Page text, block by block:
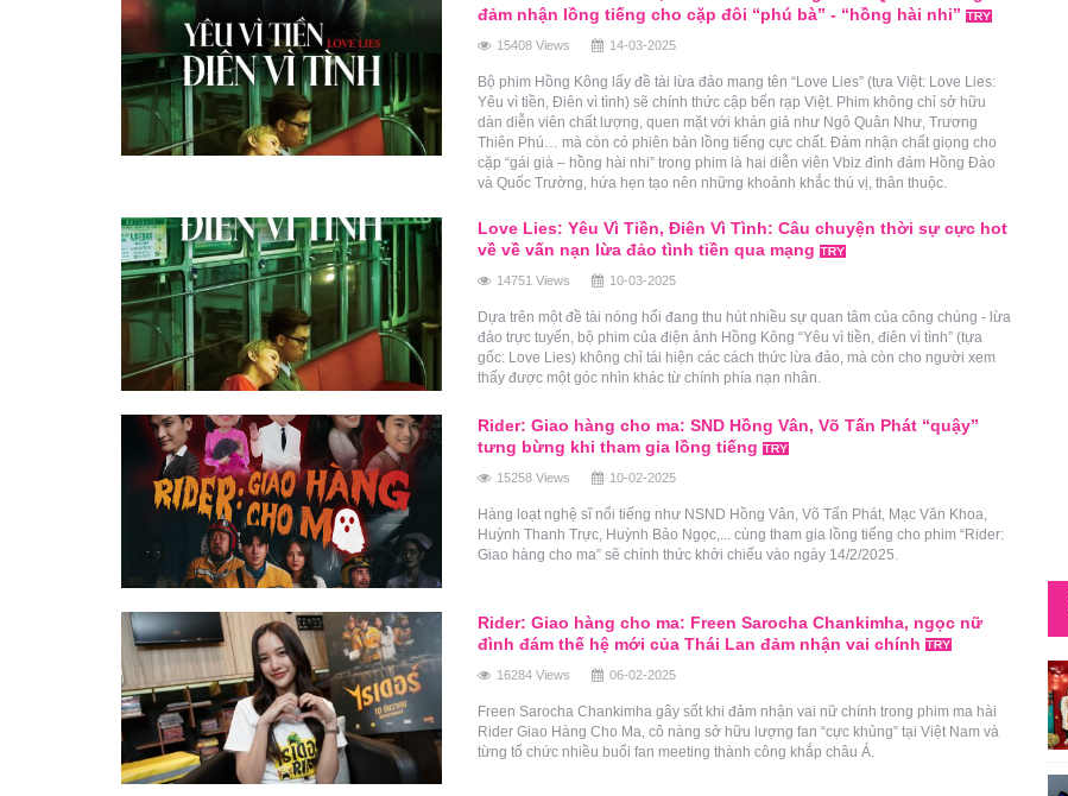
đảm nhận lồng tiếng cho cặp đôi “phú bà” - “hồng hài nhi”
15408 Views 14-03-2025
Bộ phim Hồng Kông lấy đề tài lừa đảo mang tên “Love Lies” (tựa Việt: Love Lies:
Yêu vì tiền, Điên vì tình) sẽ chính thức cập bến rạp Việt. Phim không chỉ sở hữu
dàn diễn viên chất lượng, quen mặt với khán giả như Ngô Quân Như, Trương
Thiên Phú… mà còn có phiên bản lồng tiếng cực chất. Đảm nhận chất giọng cho
cặp “gái già – hồng hài nhi” trong phim là hai diễn viên Vbiz đình đám Hồng Đào
và Quốc Trường, hứa hẹn tạo nên những khoảnh khắc thú vị, thân thuộc.
Love Lies: Yêu Vì Tiền, Điên Vì Tình: Câu chuyện thời sự cực hot
về về vấn nạn lừa đảo tình tiền qua mạng
14751 Views 10-03-2025
Dựa trên một đề tài nóng hổi đang thu hút nhiều sự quan tâm của công chúng - lừa
đảo trực tuyến, bộ phim của điện ảnh Hồng Kông “Yêu vì tiền, điên vì tình” (tựa
gốc: Love Lies) không chỉ tái hiện các cách thức lừa đảo, mà còn cho người xem
thấy được một góc nhìn khác từ chính phía nạn nhân.
Rider: Giao hàng cho ma: SND Hồng Vân, Võ Tấn Phát “quậy”
tưng bừng khi tham gia lồng tiếng
15258 Views 10-02-2025
Hàng loạt nghệ sĩ nổi tiếng như NSND Hồng Vân, Võ Tấn Phát, Mạc Văn Khoa,
Huỳnh Thanh Trực, Huỳnh Bảo Ngọc,... cùng tham gia lồng tiếng cho phim “Rider:
Giao hàng cho ma” sẽ chính thức khởi chiếu vào ngày 14/2/2025.
Rider: Giao hàng cho ma: Freen Sarocha Chankimha, ngọc nữ
đình đám thế hệ mới của Thái Lan đảm nhận vai chính
16284 Views 06-02-2025
Freen Sarocha Chankimha gây sốt khi đảm nhận vai nữ chính trong phim ma hài
Rider Giao Hàng Cho Ma, cô nàng sở hữu lượng fan “cực khủng” tại Việt Nam và
từng tổ chức nhiều buổi fan meeting thành công khắp châu Á.